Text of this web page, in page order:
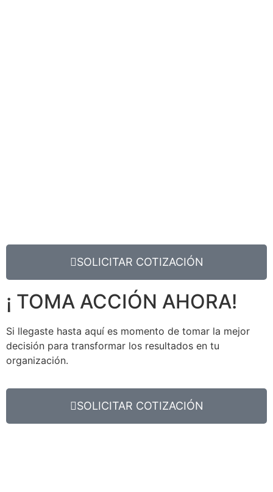
SOLICITAR COTIZACIÓN
¡ TOMA ACCIÓN AHORA!
Si llegaste hasta aquí es momento de tomar la mejor
decisión para transformar los resultados en tu
organización.
SOLICITAR COTIZACIÓN